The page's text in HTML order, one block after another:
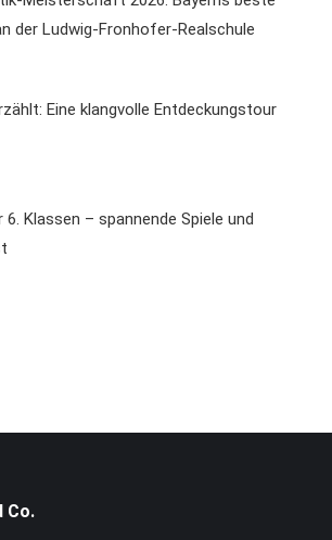
der Ludwig-Fronhofer-Realschule
Eine klangvolle Entdeckungstour
Klassen – spannende Spiele und
Co.